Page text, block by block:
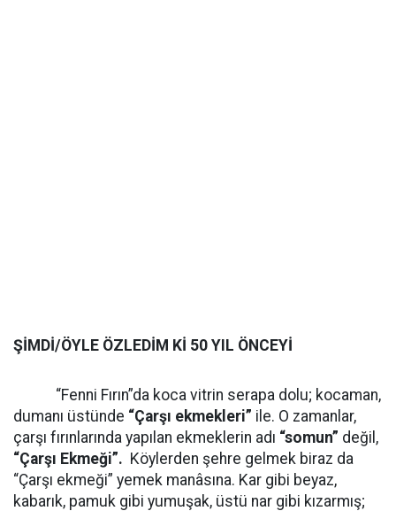
ŞİMDİ/ÖYLE ÖZLEDİM Kİ 50 YIL ÖNCEYİ
“Fenni Fırın”da koca vitrin serapa dolu; kocaman,
dumanı üstünde “Çarşı ekmekleri” ile. O zamanlar,
çarşı fırınlarında yapılan ekmeklerin adı “somun” değil,
“Çarşı Ekmeği”. Köylerden şehre gelmek biraz da
“Çarşı ekmeği” yemek manâsına. Kar gibi beyaz,
kabarık, pamuk gibi yumuşak, üstü nar gibi kızarmış;